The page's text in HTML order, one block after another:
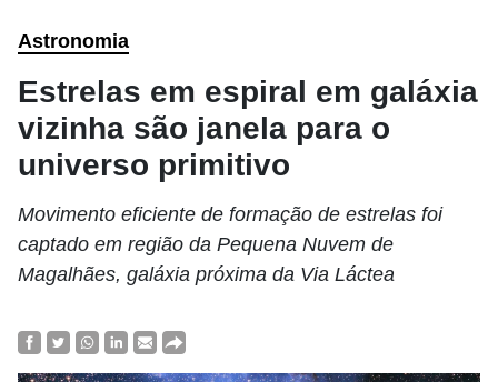
Astronomia
Estrelas em espiral em galáxia
vizinha são janela para o
universo primitivo
Movimento eficiente de formação de estrelas foi
captado em região da Pequena Nuvem de
Magalhães, galáxia próxima da Via Láctea